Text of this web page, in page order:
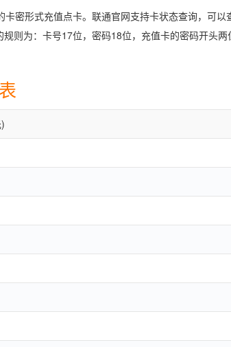
密形式充值点卡。联通官网支持卡状态查询，可以
则为：卡号17位，密码18位，充值卡的密码开头两